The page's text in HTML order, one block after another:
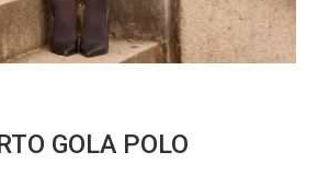
GOLA POLO